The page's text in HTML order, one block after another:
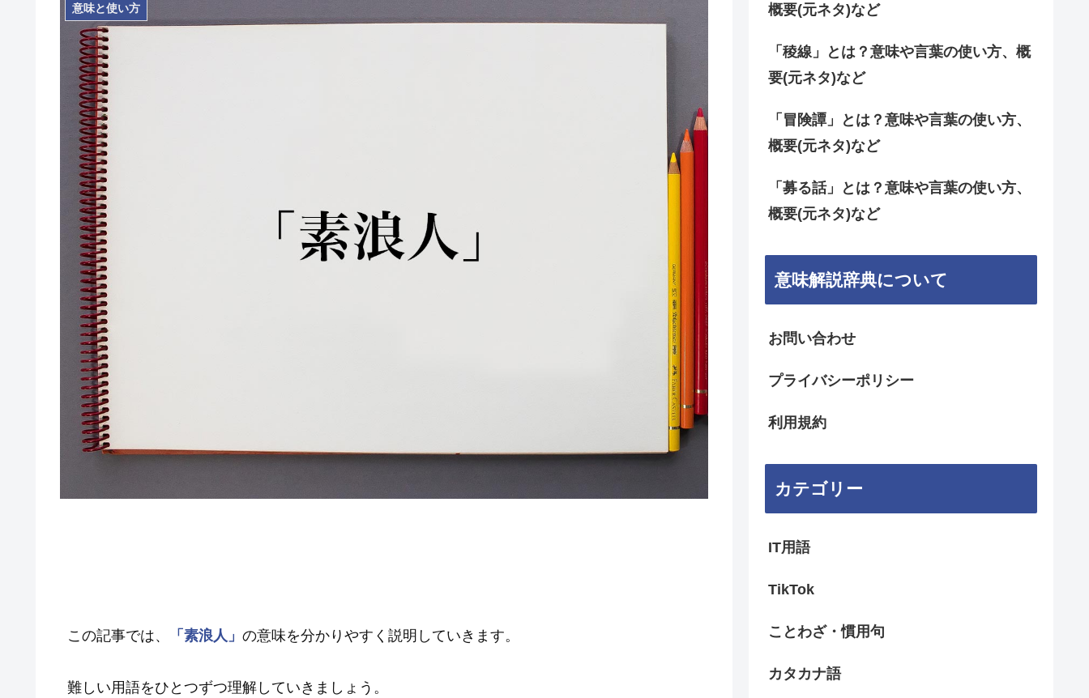
意味と使い方
この記事では、 「素浪人」 の意味を分かりやすく説明していきます。
難しい用語をひとつずつ理解していきましょう。
概要(元ネタ)など
「稜線」とは？意味や言葉の使い方、概
要(元ネタ)など
「冒険譚」とは？意味や言葉の使い方、
概要(元ネタ)など
「募る話」とは？意味や言葉の使い方、
概要(元ネタ)など
意味解説辞典について
お問い合わせ
プライバシーポリシー
利用規約
カテゴリー
IT用語
TikTok
ことわざ・慣用句
カタカナ語